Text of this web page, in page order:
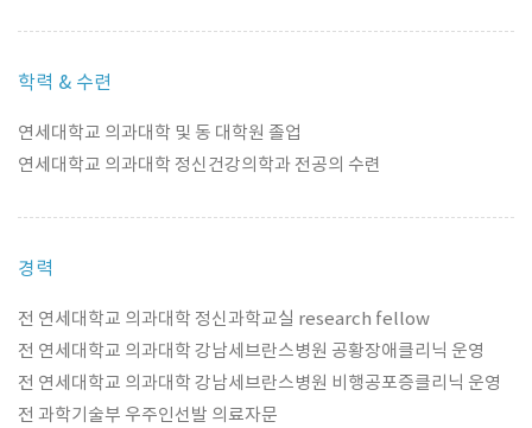
학력 & 수련
연세대학교 의과대학 및 동 대학원 졸업
연세대학교 의과대학 정신건강의학과 전공의 수련
경력
전 연세대학교 의과대학 정신과학교실 research fellow
전 연세대학교 의과대학 강남세브란스병원 공황장애클리닉 운영
전 연세대학교 의과대학 강남세브란스병원 비행공포증클리닉 운영
전 과학기술부 우주인선발 의료자문